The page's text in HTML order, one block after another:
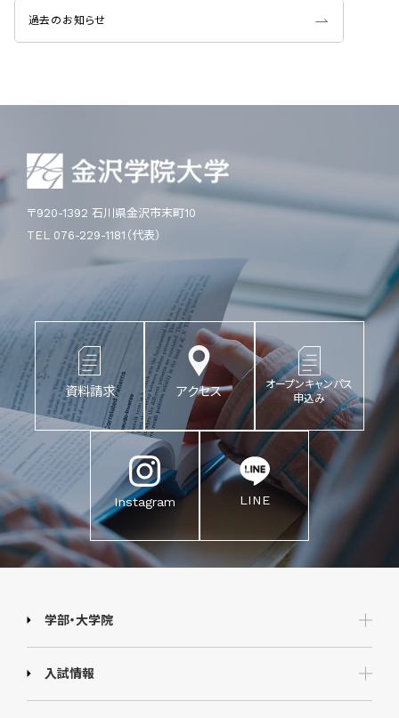
過去のお知らせ
〒920-1392 石川県金沢市末町10
TEL 076-229-1181（代表）
資料請求 アクセス
オープンキャンパス
申込み
Instagram LINE
学部・大学院
入試情報